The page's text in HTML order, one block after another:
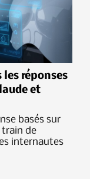
réponses
et
basés sur
train de
internautes